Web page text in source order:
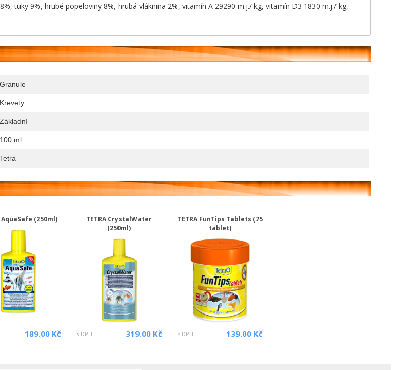
tuky 9%, hrubé popeloviny 8%, hrubá vláknina 2%, vitamín A 29290 m.j./ kg, vitamín D3 1830 m.j./ kg,
Granule
Krevety
Základní
100 ml
Tetra
AquaSafe (250ml)
189.00 Kč
TETRA CrystalWater
(250ml)
s DPH 319.00 Kč
TETRA FunTips Tablets (75
tablet)
s DPH 139.00 Kč